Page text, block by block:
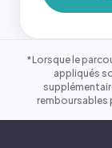
*Lorsque le
appliqués
remboursables